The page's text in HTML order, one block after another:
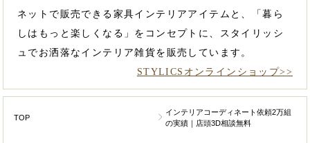
ネットで販売できる家具インテリアアイテムと、「暮ら
しはもっと楽しくなる」をコンセプトに、スタイリッシ
ュでお洒落なインテリア雑貨を販売しています。
STYLICSオンラインショップ>>
TOP
インテリアコーディネート依頼2万組
の実績｜店頭3D相談無料